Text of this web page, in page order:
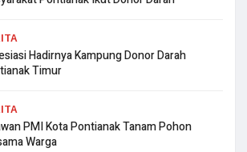
Hadirnya Kampung Donor Darah
Timur
PMI Kota Pontianak Tanam Pohon
Warga